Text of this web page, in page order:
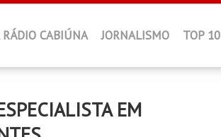
RÁDIO CABIÚNA JORNALISMO TOP 10
EM